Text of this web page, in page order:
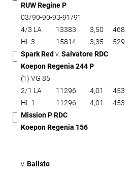
RUW Regine P
03/90-90-93-91/91
4/3 LA
13383 3,50 468
HL 3
15814 3,35 529
Spark Red v. Salvatore RDC
Koepon Regenia 244 P
(1) VG 85
2/1 LA
11296 4,01 453
HL 1
11296 4,01 453
Mission P RDC
Koepon Regenia 156
v. Balisto